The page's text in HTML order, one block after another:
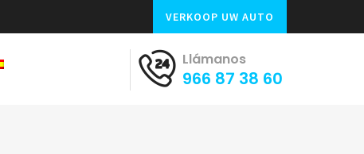
VERKOOP UW AUTO
Llámanos
966 87 38 60